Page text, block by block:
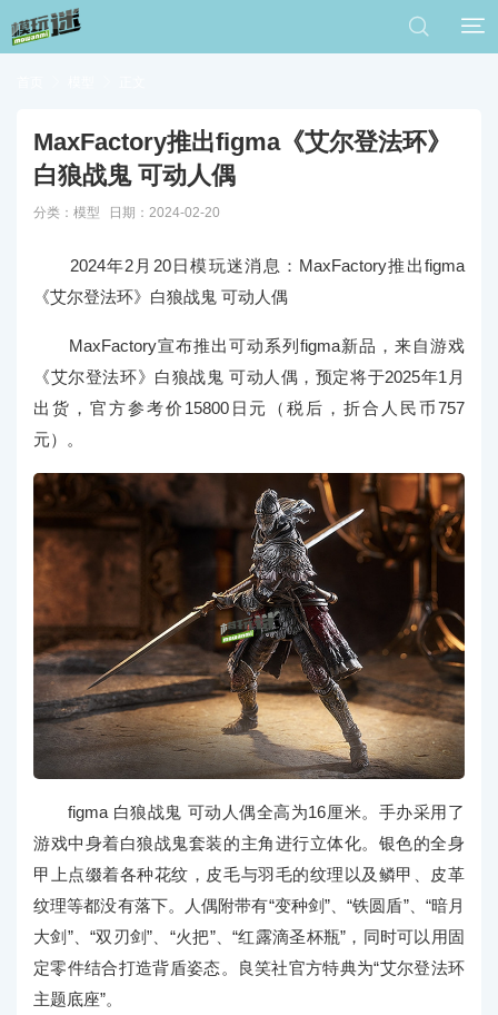


MaxFactory推出figma《艾尔登法环》
白狼战鬼 可动人偶
分类： 模型 日期：2024-02-20
2024年2月20日模玩迷消息： MaxFactory推出figma
《艾尔登法环》白狼战鬼 可动人偶
MaxFactory宣布推出可动系列figma新品，来自游戏
《艾尔登法环》白狼战鬼 可动人偶，预定将于2025年1月
出货，官方参考价15800日元（税后，折合人民币757
元）。
figma 白狼战鬼 可动人偶全高为16厘米。手办采用了
游戏中身着白狼战鬼套装的主角进行立体化。银色的全身
甲上点缀着各种花纹，皮毛与羽毛的纹理以及鳞甲、皮革
纹理等都没有落下。人偶附带有“变种剑”、“铁圆盾”、“暗月
大剑”、“双刃剑”、“火把”、“红露滴圣杯瓶”，同时可以用固
定零件结合打造背盾姿态。良笑社官方特典为“艾尔登法环
主题底座”。